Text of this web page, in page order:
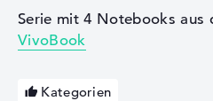
Serie mit 4 Notebooks aus
VivoBook
Kategorien